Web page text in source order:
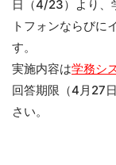
日（4/23）より、
トフォンならびに
す。
実施内容は学務シ
回答期限（4月27
さい。